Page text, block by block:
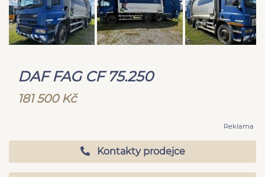
DAF FAG CF 75.250
181 500 Kč
Reklama
Kontakty prodejce